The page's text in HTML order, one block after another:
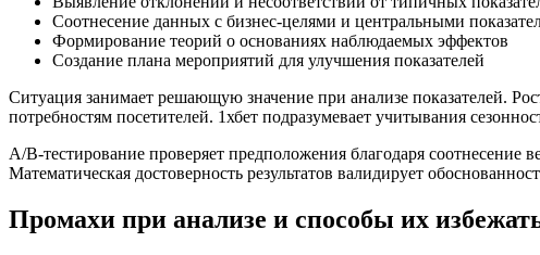
Соотнесение данных с бизнес-целями и центральными
Формирование теорий о основаниях наблюдаемых эффектов
Создание плана мероприятий для улучшения показателей
Ситуация занимает решающую значение при анализе показателей.
потребностям посетителей. 1хбет подразумевает учитывания
A/B-тестирование проверяет предположения благодаря
Математическая достоверность результатов валидирует
Промахи при анализе и способы их